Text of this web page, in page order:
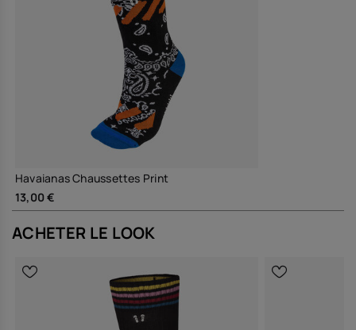
Havaianas Chaussettes Print
13,00 €
ACHETER LE LOOK